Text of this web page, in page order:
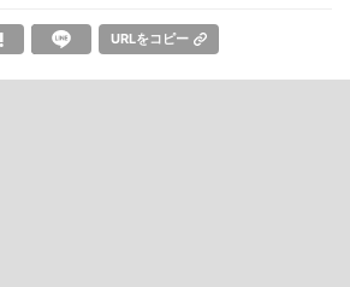
URLをコピー